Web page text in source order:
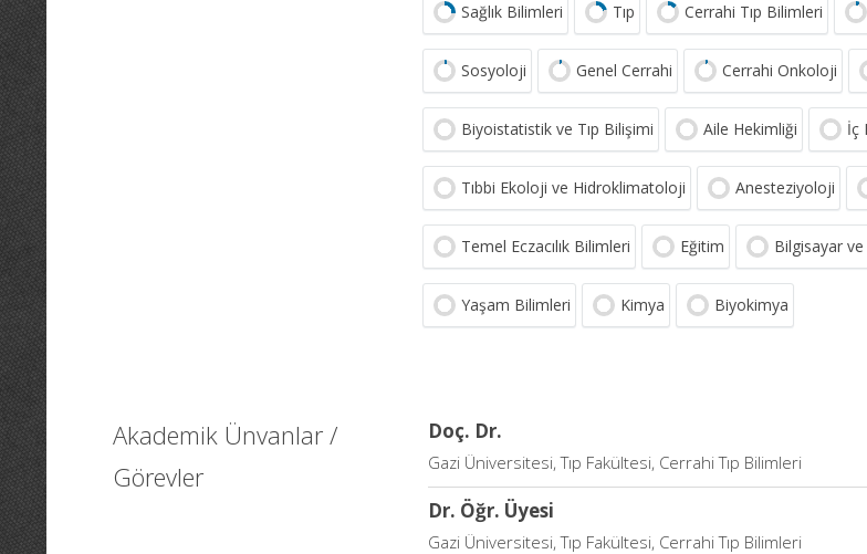
Sağlık Bilimleri Tıp Cerrahi Tıp Bilimleri
Sosyoloji Genel Cerrahi Cerrahi Onkoloji
Biyoistatistik ve Tıp Bilişimi Aile Hekimliği İç
Tıbbi Ekoloji ve Hidroklimatoloji Anesteziyoloji
Temel Eczacılık Bilimleri Eğitim Bilgisayar
Yaşam Bilimleri Kimya Biyokimya
Akademik Ünvanlar /
Görevler
Doç. Dr.
Gazi Üniversitesi, Tıp Fakültesi, Cerrahi Tıp Bilimleri
Dr. Öğr. Üyesi
Gazi Üniversitesi, Tıp Fakültesi, Cerrahi Tıp Bilimleri